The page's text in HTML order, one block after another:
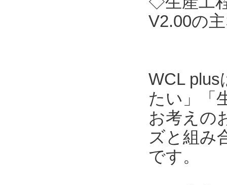
V2.00の
WCL plus
たい」「
お考えの
ズと組み
です。